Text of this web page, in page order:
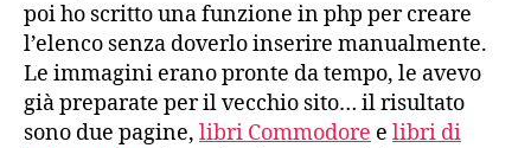
poi ho scritto una funzione in php per creare
l’elenco senza doverlo inserire manualmente.
Le immagini erano pronte da tempo, le avevo
già preparate per il vecchio sito… il risultato
sono due pagine, libri Commodore e libri di